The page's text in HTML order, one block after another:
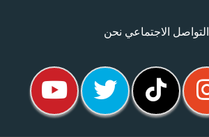
التواصل الاجتماعي نحن